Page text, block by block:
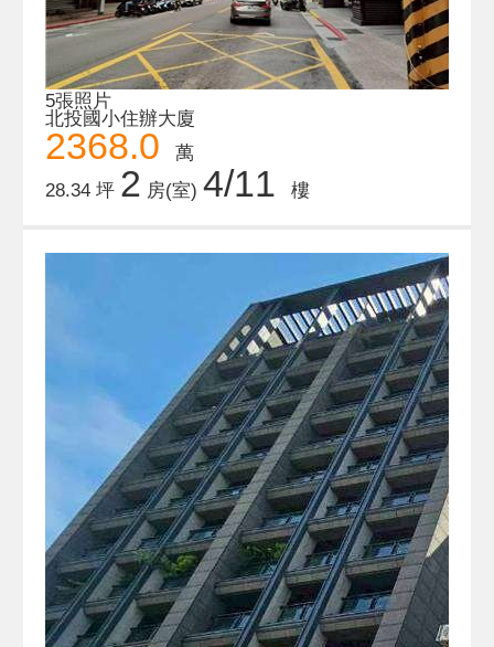
5張照片
北投國小住辦大廈
2368.0
萬
28.34 坪 2 房(室)4/11 樓